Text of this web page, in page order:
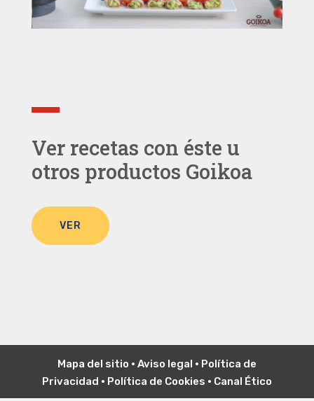
Ver recetas con éste u
otros productos Goikoa
VER
Mapa del sitio • Aviso legal • Política de
Privacidad • Política de Cookies • Canal Ético